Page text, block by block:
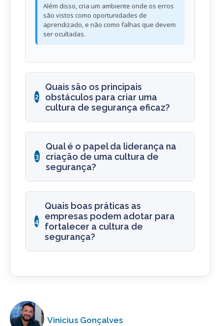
Além disso, cria um ambiente onde os erros
são vistos como oportunidades de
aprendizado, e não como falhas que devem
ser ocultadas.
2
Quais são os principais
obstáculos para criar uma
cultura de segurança eficaz?
3
Qual é o papel da liderança na
criação de uma cultura de
segurança?
4
Quais boas práticas as
empresas podem adotar para
fortalecer a cultura de
segurança?
Vinicius Gonçalves